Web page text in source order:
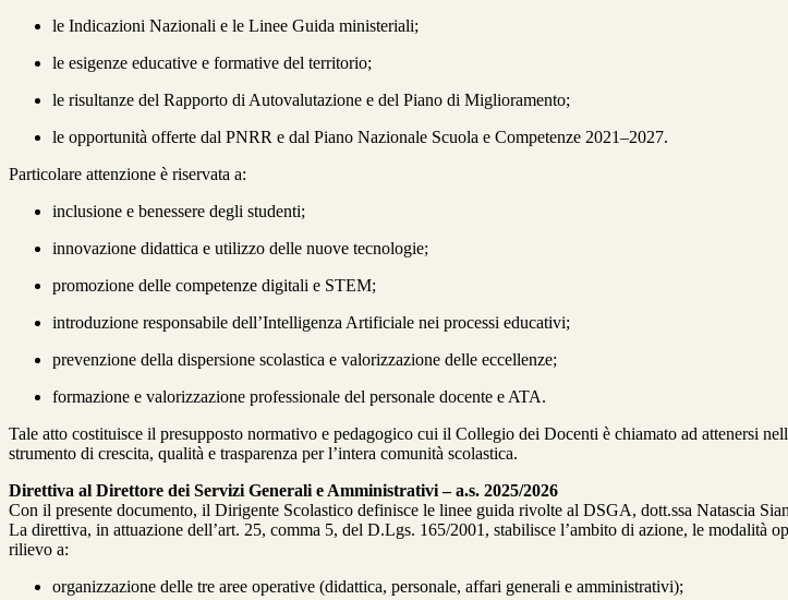
le Indicazioni Nazionali e le Linee Guida ministeriali;
le esigenze educative e formative del territorio;
le risultanze del Rapporto di Autovalutazione e del Piano di Miglioramento;
le opportunità offerte dal PNRR e dal Piano Nazionale Scuola e Competenze 2021–2027.
Particolare attenzione è riservata a:
inclusione e benessere degli studenti;
innovazione didattica e utilizzo delle nuove tecnologie;
promozione delle competenze digitali e STEM;
introduzione responsabile dell’Intelligenza Artificiale nei processi educativi;
prevenzione della dispersione scolastica e valorizzazione delle eccellenze;
formazione e valorizzazione professionale del personale docente e ATA.
Tale atto costituisce il presupposto normativo e pedagogico cui il Collegio dei Docenti è chiamato ad attenersi
strumento di crescita, qualità e trasparenza per l’intera comunità scolastica.
Direttiva al Direttore dei Servizi Generali e Amministrativi – a.s. 2025/2026
Con il presente documento, il Dirigente Scolastico definisce le linee guida rivolte al DSGA, dott.ssa Natascia
La direttiva, in attuazione dell’art. 25, comma 5, del D.Lgs. 165/2001, stabilisce l’ambito di azione, le modalità
rilievo a:
organizzazione delle tre aree operative (didattica, personale, affari generali e amministrativi);